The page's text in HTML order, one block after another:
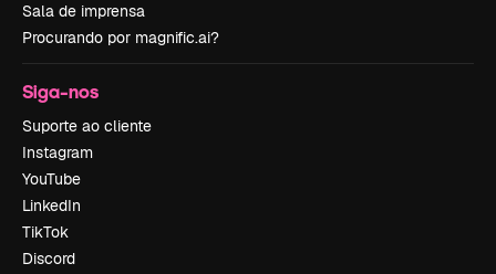
Sala de imprensa
Procurando por magnific.ai?
Siga-nos
Suporte ao cliente
Instagram
YouTube
LinkedIn
TikTok
Discord